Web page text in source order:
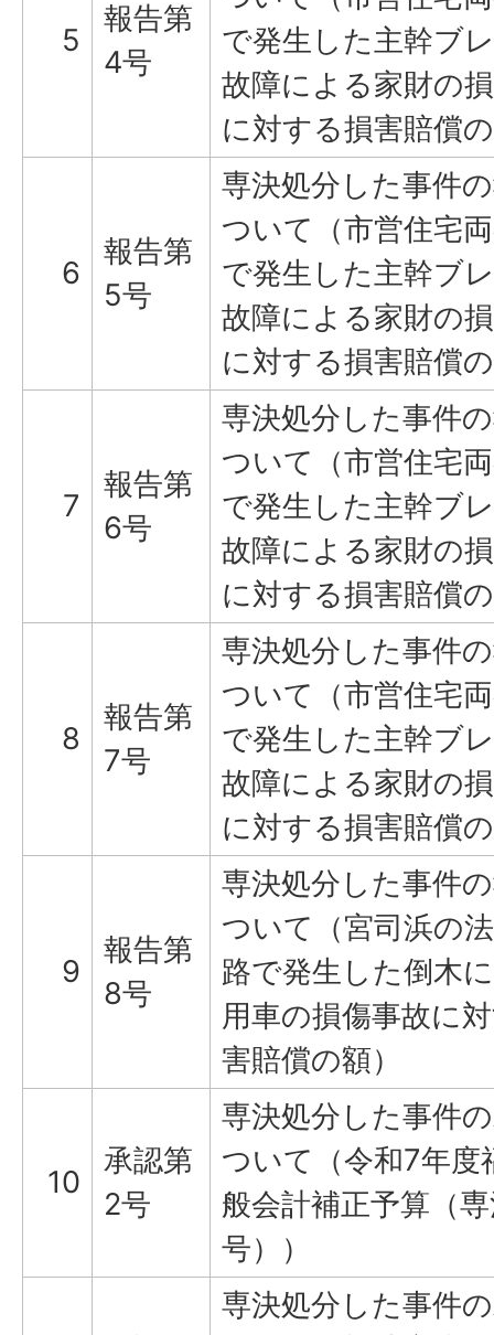
5
報告第
4号
で発生した主幹ブ
故障による家財の
に対する損害賠償
6
報告第
5号
専決処分した事件
ついて（市営住宅
で発生した主幹ブ
故障による家財の
に対する損害賠償
7
報告第
6号
専決処分した事件
ついて（市営住宅
で発生した主幹ブ
故障による家財の
に対する損害賠償
8
報告第
7号
専決処分した事件
ついて（市営住宅
で発生した主幹ブ
故障による家財の
に対する損害賠償
9
報告第
8号
専決処分した事件
ついて（宮司浜の
路で発生した倒木
用車の損傷事故に
害賠償の額）
10
承認第
2号
専決処分した事件
ついて（令和7年度
般会計補正予算（
号））
専決処分した事件